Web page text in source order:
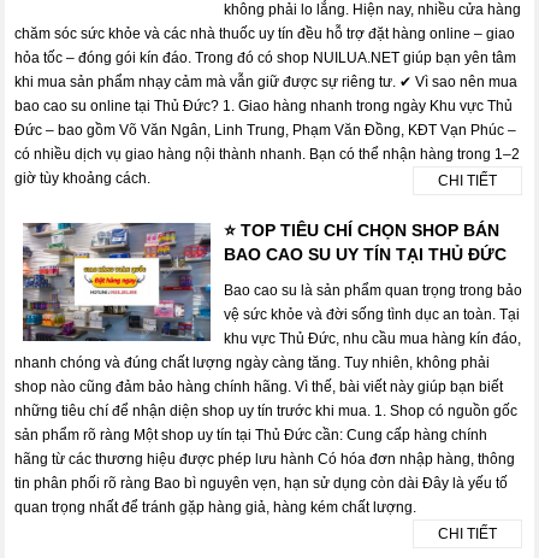
không phải lo lắng. Hiện nay, nhiều cửa hàng
chăm sóc sức khỏe và các nhà thuốc uy tín đều hỗ trợ đặt hàng online – giao
hỏa tốc – đóng gói kín đáo. Trong đó có shop NUILUA.NET giúp bạn yên tâm
khi mua sản phẩm nhạy cảm mà vẫn giữ được sự riêng tư. ✔ Vì sao nên mua
bao cao su online tại Thủ Đức? 1. Giao hàng nhanh trong ngày Khu vực Thủ
Đức – bao gồm Võ Văn Ngân, Linh Trung, Phạm Văn Đồng, KĐT Vạn Phúc –
có nhiều dịch vụ giao hàng nội thành nhanh. Bạn có thể nhận hàng trong 1–2
giờ tùy khoảng cách.
CHI TIẾT
⭐ TOP TIÊU CHÍ CHỌN SHOP BÁN
BAO CAO SU UY TÍN TẠI THỦ ĐỨC
Bao cao su là sản phẩm quan trọng trong bảo
vệ sức khỏe và đời sống tình dục an toàn. Tại
khu vực Thủ Đức, nhu cầu mua hàng kín đáo,
nhanh chóng và đúng chất lượng ngày càng tăng. Tuy nhiên, không phải
shop nào cũng đảm bảo hàng chính hãng. Vì thế, bài viết này giúp bạn biết
những tiêu chí để nhận diện shop uy tín trước khi mua. 1. Shop có nguồn gốc
sản phẩm rõ ràng Một shop uy tín tại Thủ Đức cần: Cung cấp hàng chính
hãng từ các thương hiệu được phép lưu hành Có hóa đơn nhập hàng, thông
tin phân phối rõ ràng Bao bì nguyên vẹn, hạn sử dụng còn dài Đây là yếu tố
quan trọng nhất để tránh gặp hàng giả, hàng kém chất lượng.
CHI TIẾT